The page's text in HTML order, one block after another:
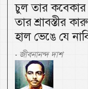
চুল তার কবেকার
তার শ্রাবস্তীর
হাল ভেঙে যে
- জীবনানন্দ দাশ